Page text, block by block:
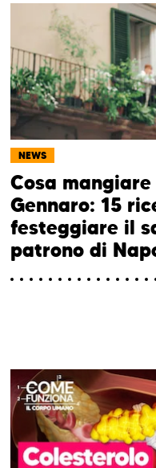
NEWS
Cosa mangiare
Gennaro: 15
festeggiare il
patrono di